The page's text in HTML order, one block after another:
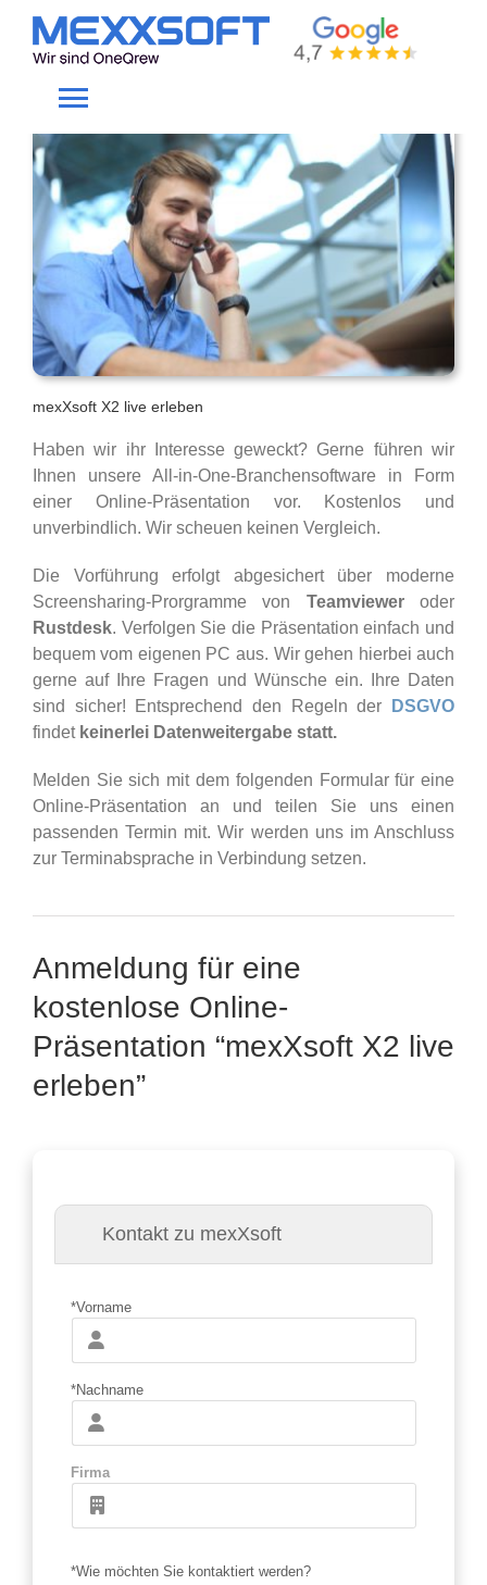
content
Toggle
Navigation
Home
Gewerke
Produkte
Unternehmen
Service
Online-Präsentation
mexXsoft X2 live erleben
Haben wir ihr Interesse geweckt? Gerne führen wir
Ihnen unsere All-in-One-Branchensoftware in Form
einer Online-Präsentation vor. Kostenlos und
unverbindlich. Wir scheuen keinen Vergleich.
Die Vorführung erfolgt abgesichert über moderne
Screensharing-Prorgramme von Teamvieweroder
Rustdesk. Verfolgen Sie die Präsentation einfach und
bequem vom eigenen PC aus. Wir gehen hierbei auch
gerne auf Ihre Fragen und Wünsche ein. Ihre Daten
sind sicher! Entsprechend den Regeln der
DSGVO
findet keinerlei Datenweitergabe statt.
Melden Sie sich mit dem folgenden Formular für eine
Online-Präsentation an und teilen Sie uns einen
passenden Termin mit. Wir werden uns im Anschluss
zur Terminabsprache in Verbindung setzen.
Anmeldung für eine
kostenlose Online-
Präsentation “mexXsoft X2 live
erleben”
Kontakt zu mexXsoft
*Vorname
*Nachname
Firma
*Wie möchten Sie kontaktiert werden?